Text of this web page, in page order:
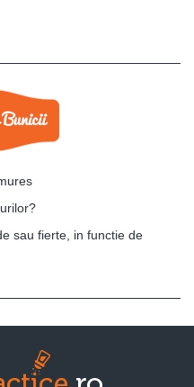
sau fierte, in functie de